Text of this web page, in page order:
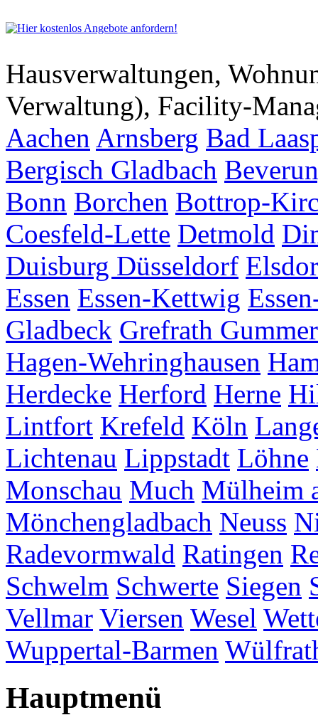
Hausverwaltungen,
Verwaltung), Facility-
Aachen Arnsberg Bad
Bergisch Gladbach
Bonn Borchen Bottrop-
Coesfeld-Lette Detmold
Duisburg Düsseldorf
Essen Essen-Kettwig
Gladbeck Grefrath
Hagen-Wehringhausen
Herdecke Herford Herne
Lintfort Krefeld Köln
Lichtenau Lippstadt Löhne
Monschau Much Mülheim
Mönchengladbach Neuss
Radevormwald Ratingen
Schwelm Schwerte Siegen
Vellmar Viersen Wesel
Wuppertal-Barmen
Hauptmenü